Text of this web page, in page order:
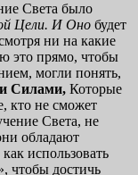
Света было
Цели. И Оно будет
ни на какие
это прямо, чтобы
могли понять,
Силами, Которые
кто не сможет
Света, не
обладают
использовать
чтобы достичь